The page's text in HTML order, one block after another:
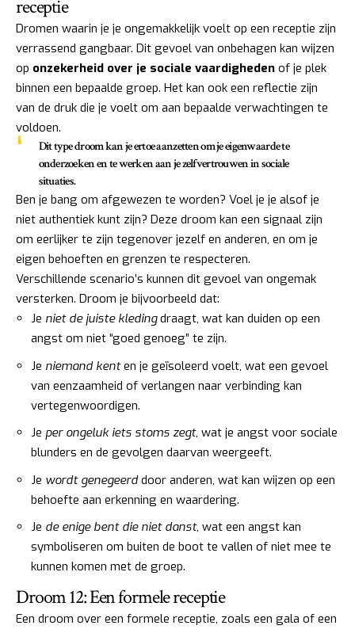
receptie
Dromen waarin je je ongemakkelijk voelt op een receptie zijn
verrassend gangbaar. Dit gevoel van onbehagen kan wijzen
op onzekerheid over je sociale vaardigheden of je plek
binnen een bepaalde groep. Het kan ook een reflectie zijn
van de druk die je voelt om aan bepaalde verwachtingen te
voldoen.
Dit type droom kan je ertoe aanzetten om je eigenwaarde te
onderzoeken en te werken aan je zelfvertrouwen in sociale
situaties.
Ben je bang om afgewezen te worden? Voel je je alsof je
niet authentiek kunt zijn? Deze droom kan een signaal zijn
om eerlijker te zijn tegenover jezelf en anderen, en om je
eigen behoeften en grenzen te respecteren.
Verschillende scenario’s kunnen dit gevoel van ongemak
versterken. Droom je bijvoorbeeld dat:
Je niet de juiste kledingdraagt, wat kan duiden op een
angst om niet “goed genoeg” te zijn.
Je niemand kenten je geïsoleerd voelt, wat een gevoel
van eenzaamheid of verlangen naar verbinding kan
vertegenwoordigen.
Je per ongeluk iets stoms zegt, wat je angst voor sociale
blunders en de gevolgen daarvan weergeeft.
Je wordt genegeerddoor anderen, wat kan wijzen op een
behoefte aan erkenning en waardering.
Je de enige bent die niet danst, wat een angst kan
symboliseren om buiten de boot te vallen of niet mee te
kunnen komen met de groep.
Droom 12: Een formele receptie
Een droom over een formele receptie, zoals een gala of een